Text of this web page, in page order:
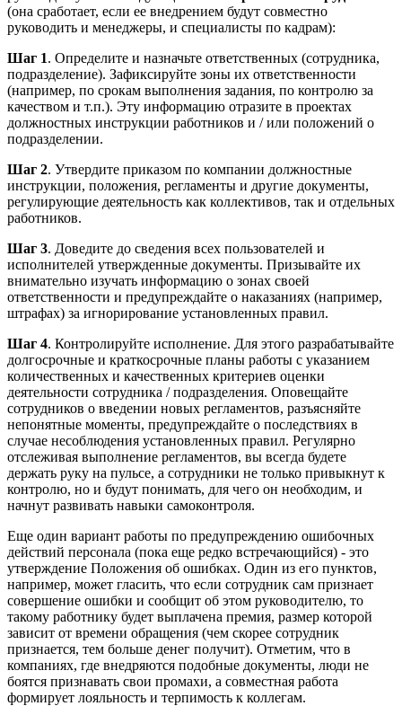
(она сработает, если ее внедрением будут совместно
руководить и менеджеры, и специалисты по кадрам):
Шаг 1. Определите и назначьте ответственных (сотрудника,
подразделение). Зафиксируйте зоны их ответственности
(например, по срокам выполнения задания, по контролю за
качеством и т.п.). Эту информацию отразите в проектах
должностных инструкции работников и / или положений о
подразделении.
Шаг 2. Утвердите приказом по компании должностные
инструкции, положения, регламенты и другие документы,
регулирующие деятельность как коллективов, так и отдельных
работников.
Шаг 3. Доведите до сведения всех пользователей и
исполнителей утвержденные документы. Призывайте их
внимательно изучать информацию о зонах своей
ответственности и предупреждайте о наказаниях (например,
штрафах) за игнорирование установленных правил.
Шаг 4. Контролируйте исполнение. Для этого разрабатывайте
долгосрочные и краткосрочные планы работы с указанием
количественных и качественных критериев оценки
деятельности сотрудника / подразделения. Оповещайте
сотрудников о введении новых регламентов, разъясняйте
непонятные моменты, предупреждайте о последствиях в
случае несоблюдения установленных правил. Регулярно
отслеживая выполнение регламентов, вы всегда будете
держать руку на пульсе, а сотрудники не только привыкнут к
контролю, но и будут понимать, для чего он необходим, и
начнут развивать навыки самоконтроля.
Еще один вариант работы по предупреждению ошибочных
действий персонала (пока еще редко встречающийся) - это
утверждение Положения об ошибках. Один из его пунктов,
например, может гласить, что если сотрудник сам признает
совершение ошибки и сообщит об этом руководителю, то
такому работнику будет выплачена премия, размер которой
зависит от времени обращения (чем скорее сотрудник
признается, тем больше денег получит). Отметим, что в
компаниях, где внедряются подобные документы, люди не
боятся признавать свои промахи, а совместная работа
формирует лояльность и терпимость к коллегам.